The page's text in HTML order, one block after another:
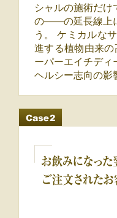
シャルの施術だ
の――の延長線上
う。 ケミカルな
進する植物由来
ーパーエイチディ
ヘルシー志向の影
お飲みになった翌